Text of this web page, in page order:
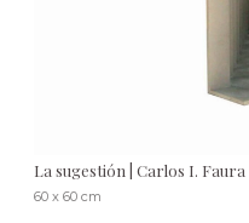
La sugestión | Carlos I. Faura
60 x 60 cm